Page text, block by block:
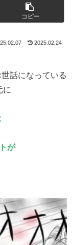
コピー
2025.02.24
話になっている
に
が